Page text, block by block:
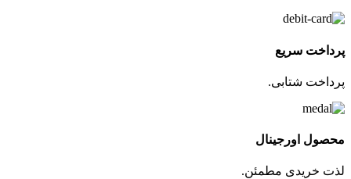
پرداخت سریع
پرداخت شتابی.
محصول اورجینال
لذت خریدی مطمئن.